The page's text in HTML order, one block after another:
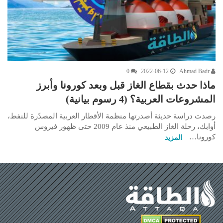
2022-06-12
0
ماذا حدث بقطاع الغاز قبل وبعد كورونا وأبرز
المشروعات العربية؟ (4 رسوم بيانية)
رصدت دراسة حديثة أصدرتها منظمة الأقطار العربية المصدّرة للنفط،
أوابك، رحلة الغاز الطبيعي منذ عام 2009 حتى ظهور فيروس
كورونا…
المزيد